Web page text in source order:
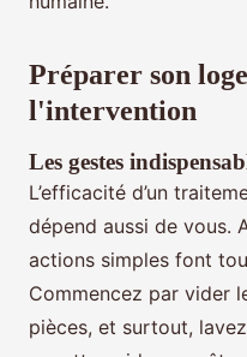
Préparer son
l'intervention
Les gestes
L’efficacité d’un
dépend aussi de vous.
actions simples font
Commencez par vider
pièces, et surtout,